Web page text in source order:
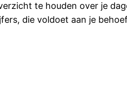
te houden over je
die voldoet aan je